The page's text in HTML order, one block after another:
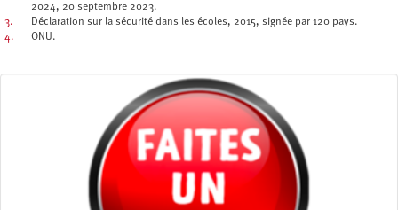
2024, 20 septembre 2023.
3.
Déclaration sur la sécurité dans les écoles, 2015, signée par 120 pays.
4.
ONU.